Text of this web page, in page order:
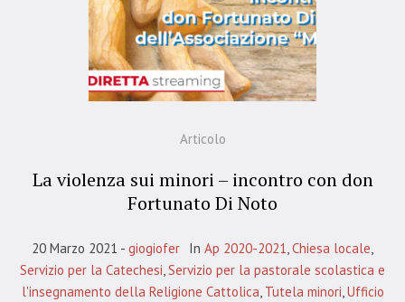
Articolo
La violenza sui minori – incontro con don
Fortunato Di Noto
20 Marzo 2021 giogiofer In Ap 2020-2021 Chiesa locale
Servizio per la Catechesi Servizio per la pastorale scolastica e
l'insegnamento della Religione Cattolica Tutela minori Ufficio